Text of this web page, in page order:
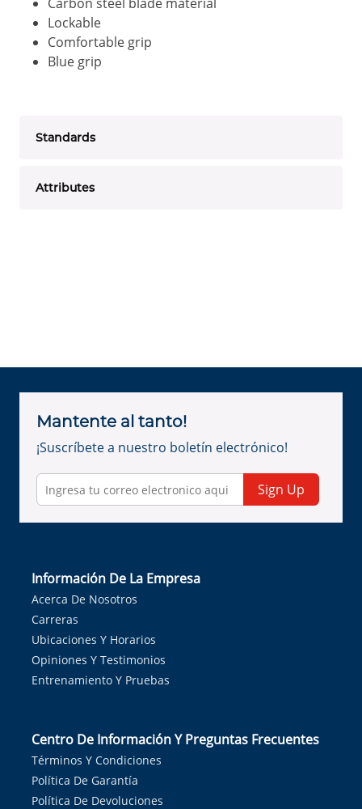
Carbon steel blade material
Lockable
Comfortable grip
Blue grip
Standards
Attributes
Mantente al tanto!
¡Suscríbete a nuestro boletín electrónico!
Sign Up
Información De La Empresa
Acerca De Nosotros
Carreras
Ubicaciones Y Horarios
Opiniones Y Testimonios
Entrenamiento Y Pruebas
Centro De Información Y Preguntas Frecuentes
Términos Y Condiciones
Política De Garantía
Política De Devoluciones